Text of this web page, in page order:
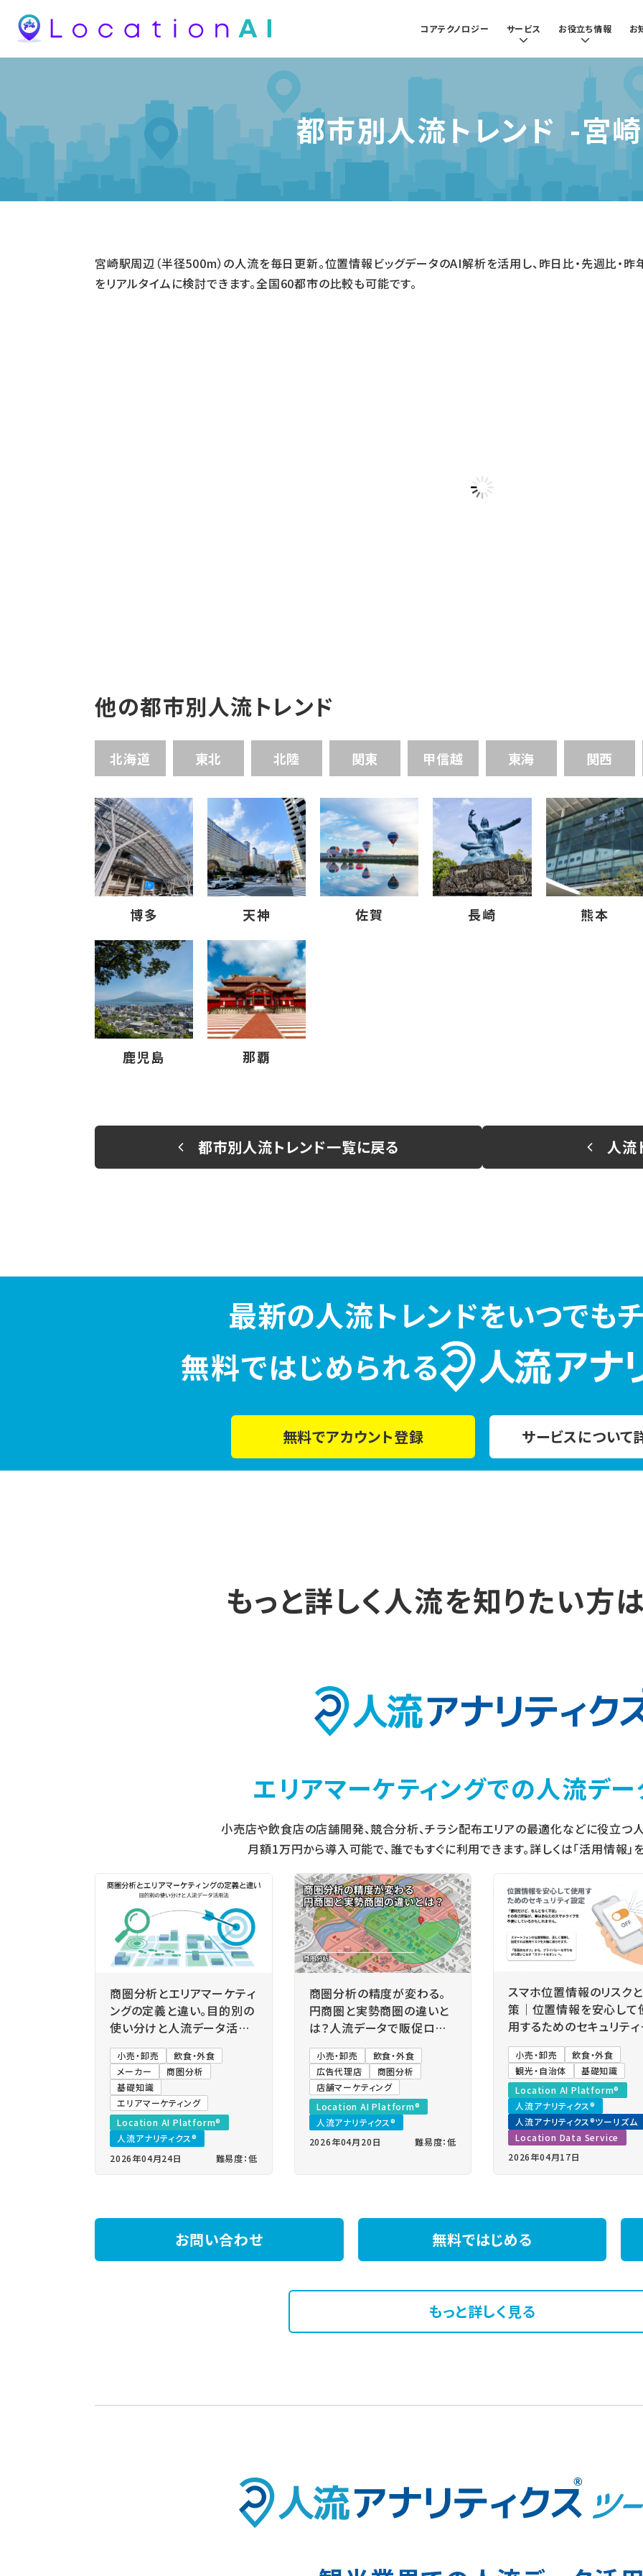
コアテクノロジー サービス お役立ち情報 お
都市別人流トレンド -宮
宮崎駅周辺（半径500m）の人流を毎日更新。位置情報ビッグデータのAI解析を活用し、昨日比・先週比・
をリアルタイムに検討できます。全国60都市の比較も可能です。
他の都市別人流トレンド
北海道 東北 北陸 関東 甲信越 東海 関西
博多 天神 佐賀 長崎 熊本
鹿児島 那覇
都市別人流トレンド一覧に戻る 人流
最新の人流トレンドをいつでもチ
無料ではじめられる
無料でアカウント登録 サービスについて
もっと詳しく人流を知りたい方は
エリアマーケティングでの人流デー
小売店や飲食店の店舗開発、競合分析、チラシ配布エリアの最適化などに役立つ
月額1万円から導入可能で、誰でもすぐに利用できます。詳しくは「活用情報」
商圏分析とエリアマーケティ
ングの定義と違い。目的別の
使い分けと人流データ活用
法
小売・卸売
飲食・外食
メーカー
商圏分析
基礎知識
エリアマーケティング
Location AI Platform®
人流アナリティクス®
2026年04月24日
難易度：低
商圏分析の精度が変わる。
円商圏と実勢商圏の違いと
は？人流データで販促ロス
を防ぐ「真の集客エリア」を
可視化する方法
小売・卸売
飲食・外食
広告代理店
商圏分析
店舗マーケティング
Location AI Platform®
人流アナリティクス®
2026年04月20日
難易度：低
スマホ位置情報のリスク
策｜位置情報を安心して
用するためのセキュリティ
定とは？
小売・卸売
飲食・外食
観光・自治体
基礎知識
Location AI Platform®
人流アナリティクス®
人流アナリティクス®ツーリズム
Location Data Service
2026年04月17日
お問い合わせ 無料ではじめる
もっと詳しく見る